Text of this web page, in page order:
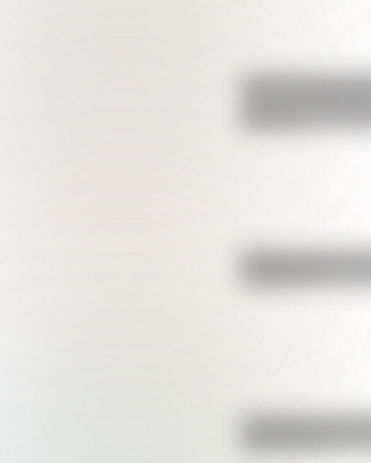
Los poderes
Judicial
Bandera de